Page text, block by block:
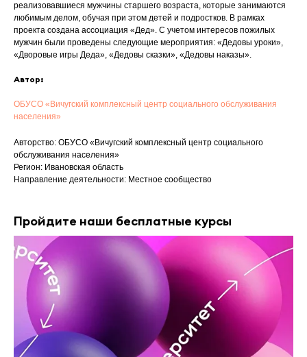
реализовавшиеся мужчины старшего возраста, которые занимаются
любимым делом, обучая при этом детей и подростков. В рамках
проекта создана ассоциация «Дед». С учетом интересов пожилых
мужчин были проведены следующие мероприятия: «Дедовы уроки»,
«Дворовые игры Деда», «Дедовы сказки», «Дедовы наказы».
Автор:
ОБУСО «Вичугский комплексный центр социального обслуживания
населения»
Авторство: ОБУСО «Вичугский комплексный центр социального
обслуживания населения»
Регион: Ивановская область
Направление деятельности: Местное сообщество
Пройдите наши бесплатные курсы